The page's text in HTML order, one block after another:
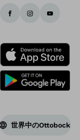
世界中のOttobock